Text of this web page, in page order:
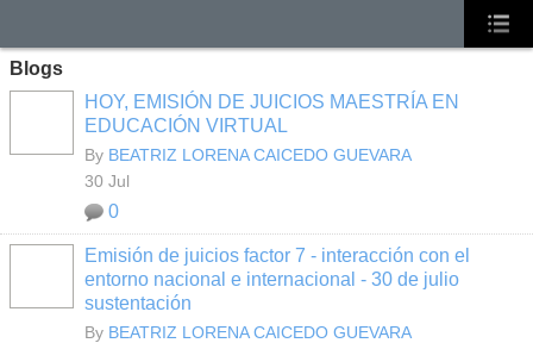
Blogs
HOY, EMISIÓN DE JUICIOS MAESTRÍA EN
EDUCACIÓN VIRTUAL
By BEATRIZ LORENA CAICEDO GUEVARA
30 Jul
0
Emisión de juicios factor 7 - interacción con el
entorno nacional e internacional - 30 de julio
sustentación
By BEATRIZ LORENA CAICEDO GUEVARA